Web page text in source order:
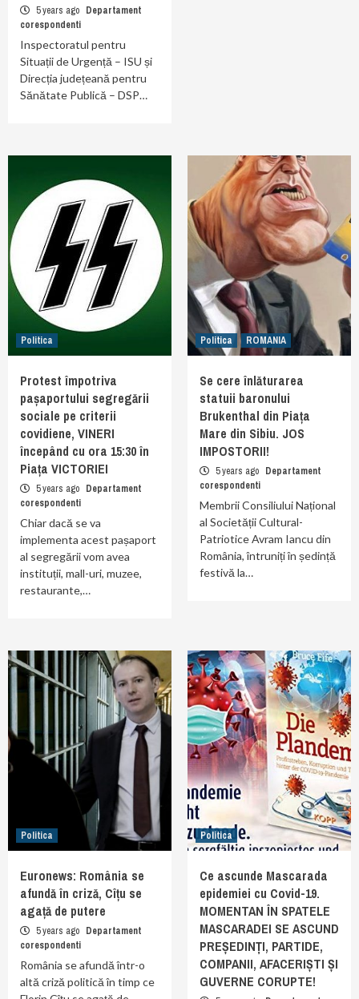
5 years ago Departament
corespondenti
Inspectoratul pentru
Situații de Urgență – ISU și
Direcția județeană pentru
Sănătate Publică – DSP…
Politica
Protest împotriva
pașaportului segregării
sociale pe criterii
covidiene, VINERI
începând cu ora 15:30 în
Piața VICTORIEI
5 years ago Departament
corespondenti
Chiar dacă se va
implementa acest pașaport
al segregării vom avea
instituții, mall-uri, muzee,
restaurante,…
Politica ROMANIA
Se cere înlăturarea
statuii baronului
Brukenthal din Piața
Mare din Sibiu. JOS
IMPOSTORII!
5 years ago Departament
corespondenti
Membrii Consiliului Național
al Societății Cultural-
Patriotice Avram Iancu din
România, întruniți în ședință
festivă la…
Politica
Euronews: România se
afundă în criză, Cîțu se
agață de putere
5 years ago Departament
corespondenti
România se afundă într-o
altă criză politică în timp ce
Politica
Ce ascunde Mascarada
epidemiei cu Covid-19.
MOMENTAN ÎN SPATELE
MASCARADEI SE ASCUND
PREȘEDINȚI, PARTIDE,
COMPANII, AFACERIȘTI ȘI
GUVERNE CORUPTE!